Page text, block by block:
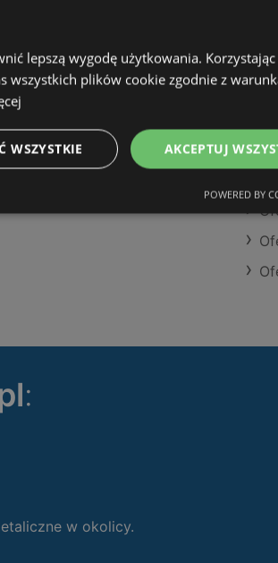
:
w okolicy.
lepszą wygodę użytkowania. Korzystając
wszystkich plików cookie zgodnie z
AKCEPTUJ
WSZYSTKIE
POWERED BY